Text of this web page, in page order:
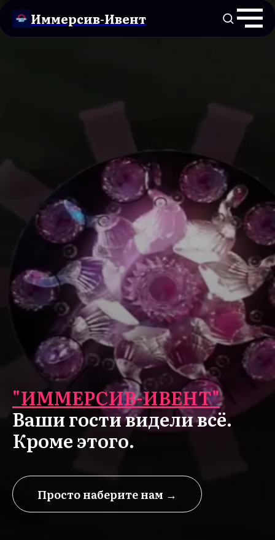
"ИММЕРСИВ-ИВЕНТ"
Ваши гости видели всё.
Кроме этого.
Просто наберите нам →
Иммерсив-Ивент